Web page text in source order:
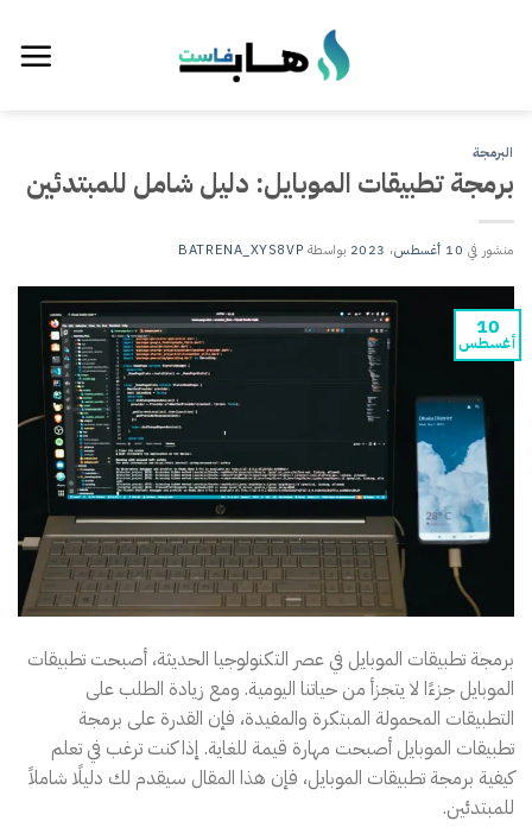
البرمجة
برمجة تطبيقات الموبايل: دليل شامل للمبتدئين
منشور في 10 أغسطس، 2023 بواسطة BATRENA_XYS8VP
10
أغسطس
برمجة تطبيقات الموبايل في عصر التكنولوجيا الحديثة، أصبحت تطبيقات
الموبايل جزءًا لا يتجزأ من حياتنا اليومية. ومع زيادة الطلب على
التطبيقات المحمولة المبتكرة والمفيدة، فإن القدرة على برمجة
تطبيقات الموبايل أصبحت مهارة قيمة للغاية. إذا كنت ترغب في تعلم
كيفية برمجة تطبيقات الموبايل، فإن هذا المقال سيقدم لك دليلًا شاملاً
للمبتدئين.